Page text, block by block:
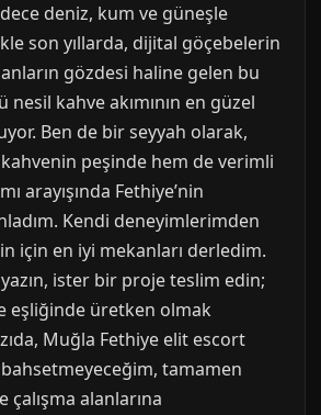
deniz, kum ve güneşle
son yıllarda, dijital göçebelerin
gözdesi haline gelen bu
kahve akımının en güzel
Ben de bir seyyah olarak,
peşinde hem de verimli
arayışında Fethiye’nin
Kendi deneyimlerimden
için en iyi mekanları derledim.
ister bir proje teslim edin;
eşliğinde üretken olmak
Muğla Fethiye elit escort
tamamen
alanlarına